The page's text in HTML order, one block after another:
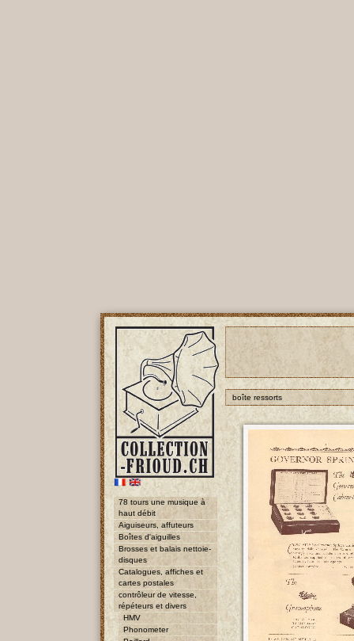
78 tours une musique à
haut débit
Aiguiseurs, affuteurs
Boîtes d'aiguilles
Brosses et balais nettoie-
disques
Catalogues, affiches et
cartes postales
contrôleur de vitesse,
répéteurs et divers
HMV
Phonometer
boîte ressorts